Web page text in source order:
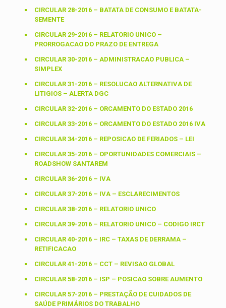
CIRCULAR 28-2016 – BATATA DE CONSUMO E BATATA-
SEMENTE
CIRCULAR 29-2016 – RELATORIO UNICO –
PRORROGACAO DO PRAZO DE ENTREGA
CIRCULAR 30-2016 – ADMINISTRACAO PUBLICA –
SIMPLEX
CIRCULAR 31-2016 – RESOLUCAO ALTERNATIVA DE
LITIGIOS – ALERTA DGC
CIRCULAR 32-2016 – ORCAMENTO DO ESTADO 2016
CIRCULAR 33-2016 – ORCAMENTO DO ESTADO 2016 IVA
CIRCULAR 34-2016 – REPOSICAO DE FERIADOS – LEI
CIRCULAR 35-2016 – OPORTUNIDADES COMERCIAIS –
ROADSHOW SANTAREM
CIRCULAR 36-2016 – IVA
CIRCULAR 37-2016 – IVA – ESCLARECIMENTOS
CIRCULAR 38-2016 – RELATORIO UNICO
CIRCULAR 39-2016 – RELATORIO UNICO – CODIGO IRCT
CIRCULAR 40-2016 – IRC – TAXAS DE DERRAMA –
RETIFICACAO
CIRCULAR 41-2016 – CCT – REVISAO GLOBAL
CIRCULAR 58-2016 – ISP – POSICAO SOBRE AUMENTO
CIRCULAR 57-2016 – PRESTAÇÃO DE CUIDADOS DE
SAÚDE PRIMÁRIOS DO TRABALHO